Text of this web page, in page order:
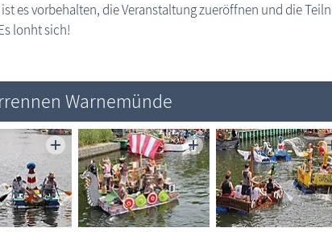
es vorbehalten, die Veranstaltung zueröffnen und die
lonht sich!
Warnemünde